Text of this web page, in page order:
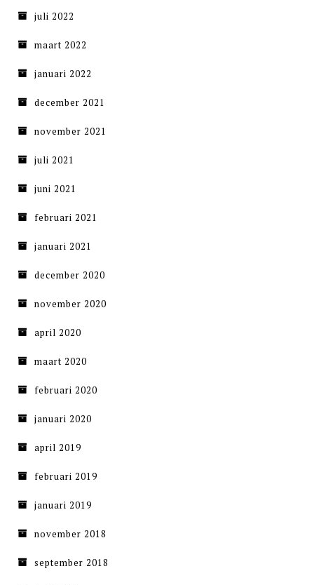
juli 2022
maart 2022
januari 2022
december 2021
november 2021
juli 2021
juni 2021
februari 2021
januari 2021
december 2020
november 2020
april 2020
maart 2020
februari 2020
januari 2020
april 2019
februari 2019
januari 2019
november 2018
september 2018